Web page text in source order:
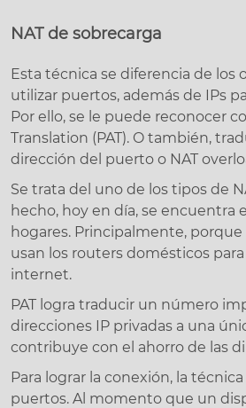
NAT de sobrecarga
Esta técnica se diferencia de los
utilizar puertos, además de IPs
Por ello, se le puede reconocer
Translation (PAT). O también,
dirección del puerto o NAT
Se trata del uno de los tipos de
hecho, hoy en día, se encuentra
hogares. Principalmente, porque
usan los routers domésticos para
internet.
PAT logra traducir un número
direcciones IP privadas a una
contribuye con el ahorro de las
Para lograr la conexión, la
puertos. Al momento que un